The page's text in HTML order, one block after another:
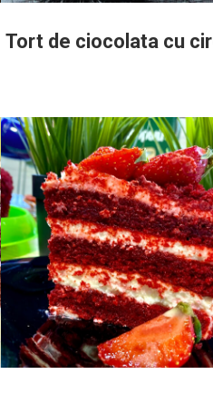
Tort de ciocolata cu